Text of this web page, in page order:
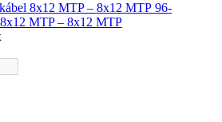
96-
MTP – 8x12 MTP